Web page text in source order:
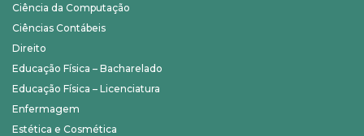
Ciência da Computação
Ciências Contábeis
Direito
Educação Física – Bacharelado
Educação Física – Licenciatura
Enfermagem
Estética e Cosmética